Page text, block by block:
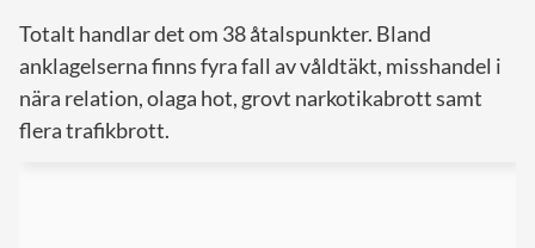
Totalt handlar det om 38 åtalspunkter. Bland
anklagelserna finns fyra fall av våldtäkt, misshandel i
nära relation, olaga hot, grovt narkotikabrott samt
flera trafikbrott.